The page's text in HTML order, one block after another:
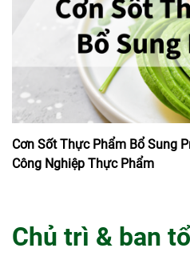
Cơn Sốt Thực Phẩm Bổ Sung
Công Nghiệp Thực Phẩm
Chủ trì & ban